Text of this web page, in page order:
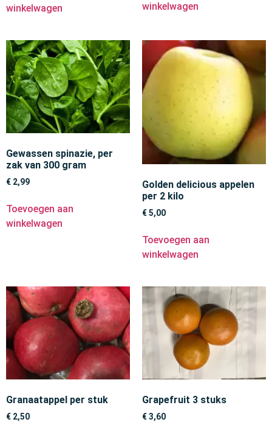
winkelwagen
winkelwagen
Gewassen spinazie, per
zak van 300 gram
€ 2,99
Toevoegen aan
winkelwagen
Golden delicious appelen
per 2 kilo
€5,00
Toevoegen aan
winkelwagen
Granaatappel per stuk
€ 2,50
Grapefruit 3 stuks
€3,60